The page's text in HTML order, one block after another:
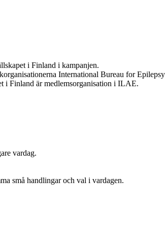
i Finland i kampanjen.
International Bureau for
i Finland är medlemsorganisation i ILAE.
vardag.
små handlingar och val i vardagen.